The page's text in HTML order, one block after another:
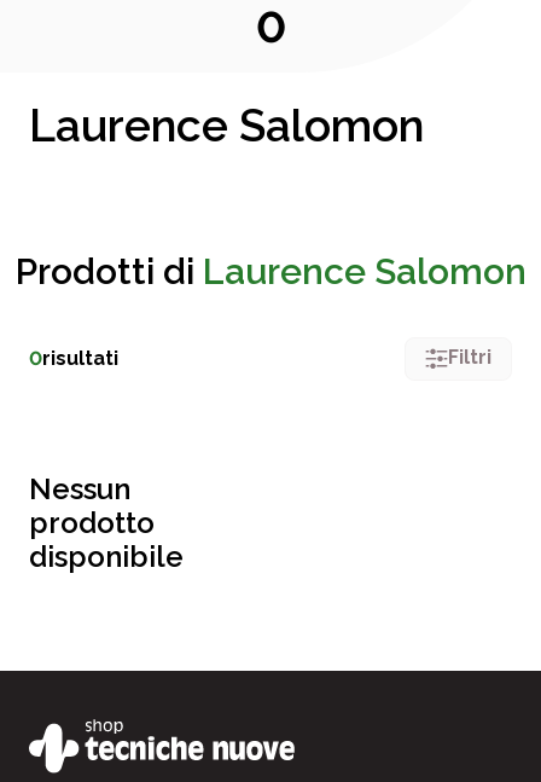
0
Laurence Salomon
Prodotti di Laurence Salomon
0risultati Filtri
Nessun
prodotto
disponibile